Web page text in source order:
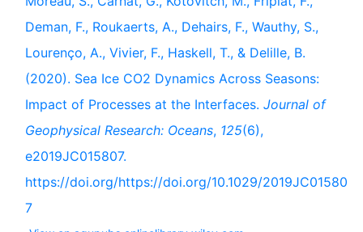
Deman, F., Roukaerts, A., Dehairs, F., Wauthy, S.,
Lourenço, A., Vivier, F., Haskell, T., & Delille, B.
(2020). Sea Ice CO2 Dynamics Across Seasons:
Impact of Processes at the Interfaces. Journal of
Geophysical Research: Oceans, 125(6),
e2019JC015807.
https://doi.org/https://doi.org/10.1029/2019JC01580
7